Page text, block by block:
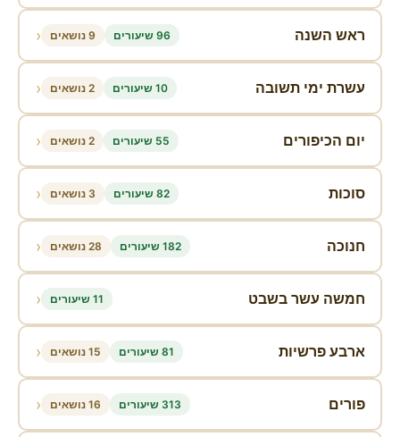
ראש השנה 96 שיעורים 9 נושאים ‹
עשרת ימי תשובה 10 שיעורים 2 נושאים ‹
יום הכיפורים 55 שיעורים 2 נושאים ‹
סוכות 82 שיעורים 3 נושאים ‹
חנוכה 182 שיעורים 28 נושאים ‹
חמשה עשר בשבט 11 שיעורים ‹
ארבע פרשיות 81 שיעורים 15 נושאים ‹
פורים 313 שיעורים 16 נושאים ‹